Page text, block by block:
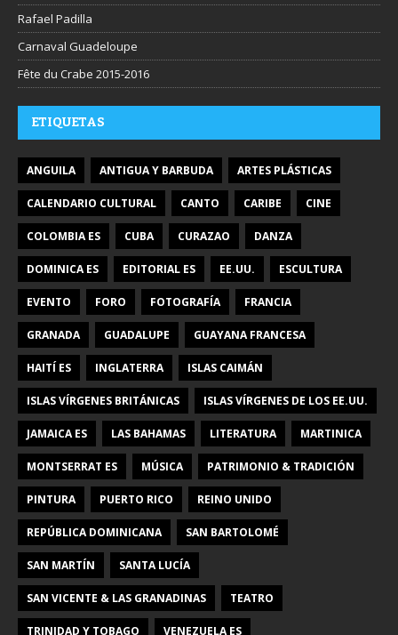
Rafael Padilla
Carnaval Guadeloupe
Fête du Crabe 2015-2016
ETIQUETAS
ANGUILA ANTIGUA Y BARBUDA ARTES PLÁSTICAS
CALENDARIO CULTURAL CANTO CARIBE CINE
COLOMBIA ES CUBA CURAZAO DANZA
DOMINICA ES EDITORIAL ES EE.UU. ESCULTURA
EVENTO FORO FOTOGRAFÍA FRANCIA
GRANADA GUADALUPE GUAYANA FRANCESA
HAITÍ ES INGLATERRA ISLAS CAIMÁN
ISLAS VÍRGENES BRITÁNICAS ISLAS VÍRGENES DE LOS EE.UU.
JAMAICA ES LAS BAHAMAS LITERATURA MARTINICA
MONTSERRAT ES MÚSICA PATRIMONIO & TRADICIÓN
PINTURA PUERTO RICO REINO UNIDO
REPÚBLICA DOMINICANA SAN BARTOLOMÉ
SAN MARTÍN SANTA LUCÍA
SAN VICENTE & LAS GRANADINAS TEATRO
TRINIDAD Y TOBAGO VENEZUELA ES